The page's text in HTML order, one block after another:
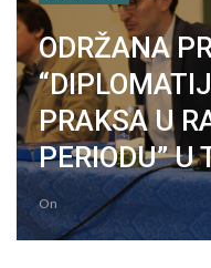
ODRŽANA
PRAKSA U
PERIODU” U
On